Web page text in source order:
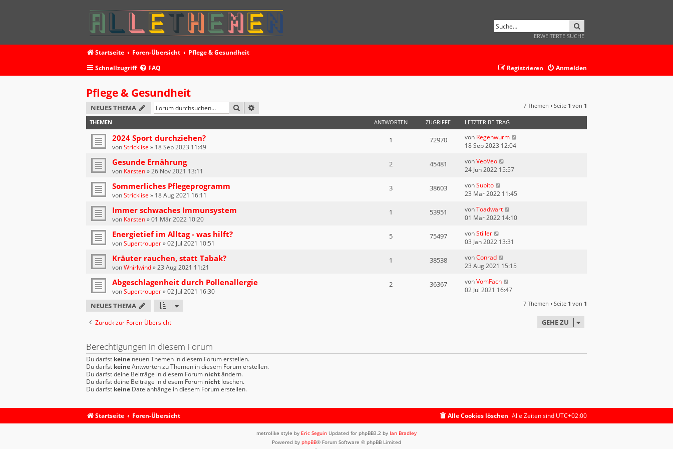
ERWEITERTE SUCHE
Startseite Foren-Übersicht
Pflege & Gesundheit
Schnellzugriff
FAQ Anmelden
Registrieren
Pflege & Gesundheit
NEUES THEMA SUCHE 7 Themen • Seite 1 von 1
THEMEN ANTWORTEN ZUGRIFFE LETZTER BEITRAG
2024 Sport durchziehen?
vonStricklise » 18 Sep 2023 11:49
1 72970 von Regenwurm
18 Sep 2023 12:04
Gesunde Ernährung
von Karsten»26 Nov 2021 13:11
2 45481 vonVeoVeo
24 Jun 2022 15:57
Sommerliches Pflegeprogramm
vonStricklise » 18 Aug 2021 16:11
3 38603 vonSubito
23 Mär 2022 11:45
Immer schwaches Immunsystem
von Karsten»01 Mär 2022 10:20
1 53951 vonToadwart
01 Mär 2022 14:10
Energietief im Alltag - was hilft?
vonSupertrouper»02 Jul 2021 10:51
5 75497 vonStiller
03 Jan 2022 13:31
Kräuter rauchen, statt Tabak?
vonWhirlwind»23 Aug 2021 11:21
1 38538 vonConrad
23 Aug 2021 15:15
Abgeschlagenheit durch Pollenallergie
vonSupertrouper»02 Jul 2021 16:30
2 36367 vonVomFach
02 Jul 2021 16:47
NEUES THEMA 7 Themen • Seite 1 von 1
Zurück zur Foren-Übersicht GEHE ZU
Berechtigungen in diesem Forum
Du darfst keine neuen Themen in diesem Forum erstellen.
Du darfst keineAntworten zu Themen in diesem Forum erstellen.
Du darfst deine Beiträge in diesem Forum nichtändern.
Du darfst deine Beiträge in diesem Forum nicht löschen.
Du darfst keine Dateianhänge in diesem Forum erstellen.
Startseite Foren-Übersicht Alle Zeiten sind UTC+02:00
Alle Cookies löschen
metrolike style by Eric Seguin Updated for phpBB3.2 by Ian Bradley
Powered by phpBB® Forum Software © phpBB Limited